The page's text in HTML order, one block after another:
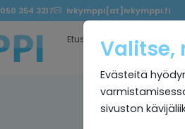
050 354 3217 ivkymppi[at]ivkymppi.fi
Etusivu Palvelumme
Valitse,
Evästeitä
sivuston